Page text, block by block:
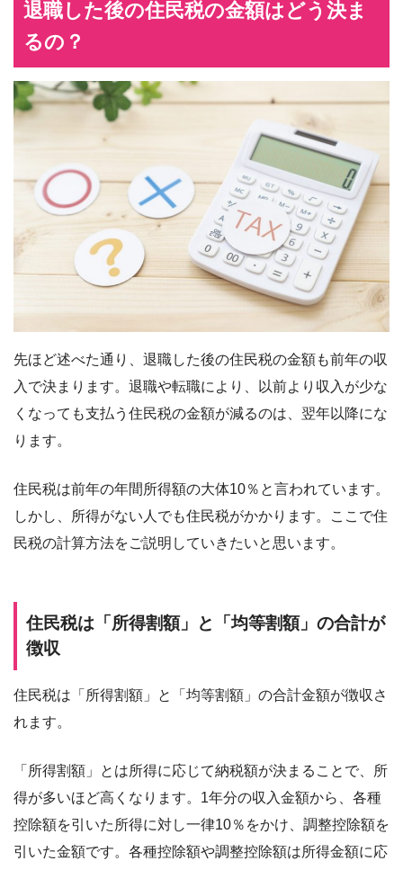
退職した後の住民税の金額はどう決ま
るの？
先ほど述べた通り、退職した後の住民税の金額も前年の収
入で決まります。退職や転職により、以前より収入が少な
くなっても支払う住民税の金額が減るのは、翌年以降にな
ります。
住民税は前年の年間所得額の大体10％と言われています。
しかし、所得がない人でも住民税がかかります。ここで住
民税の計算方法をご説明していきたいと思います。
住民税は「所得割額」と「均等割額」の合計が
徴収
住民税は「所得割額」と「均等割額」の合計金額が徴収さ
れます。
「所得割額」とは所得に応じて納税額が決まることで、所
得が多いほど高くなります。1年分の収入金額から、各種
控除額を引いた所得に対し一律10％をかけ、調整控除額を
引いた金額です。各種控除額や調整控除額は所得金額に応